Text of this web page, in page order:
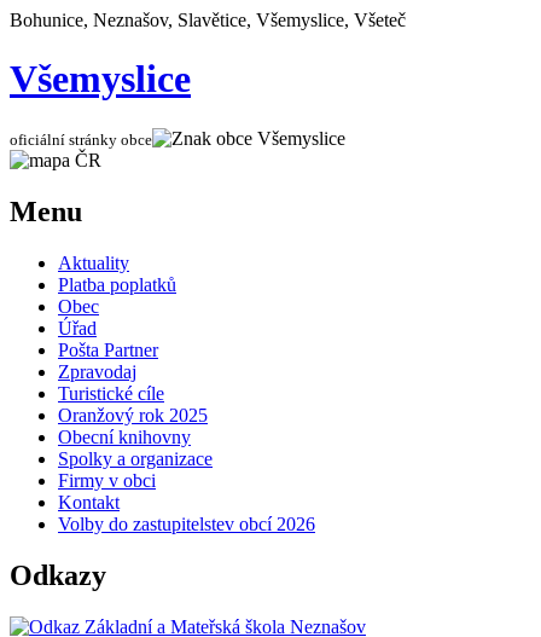
Bohunice, Neznašov, Slavětice, Všemyslice, Všeteč
Všemyslice
oficiální stránky obce
Menu
Aktuality
Platba poplatků
Obec
Úřad
Pošta Partner
Zpravodaj
Turistické cíle
Oranžový rok 2025
Obecní knihovny
Spolky a organizace
Firmy v obci
Kontakt
Volby do zastupitelstev obcí 2026
Odkazy